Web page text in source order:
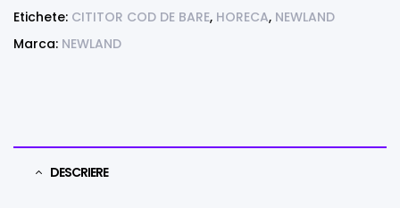
Etichete: CITITOR COD DE BARE, HORECA, NEWLAND
Marca: NEWLAND
DESCRIERE